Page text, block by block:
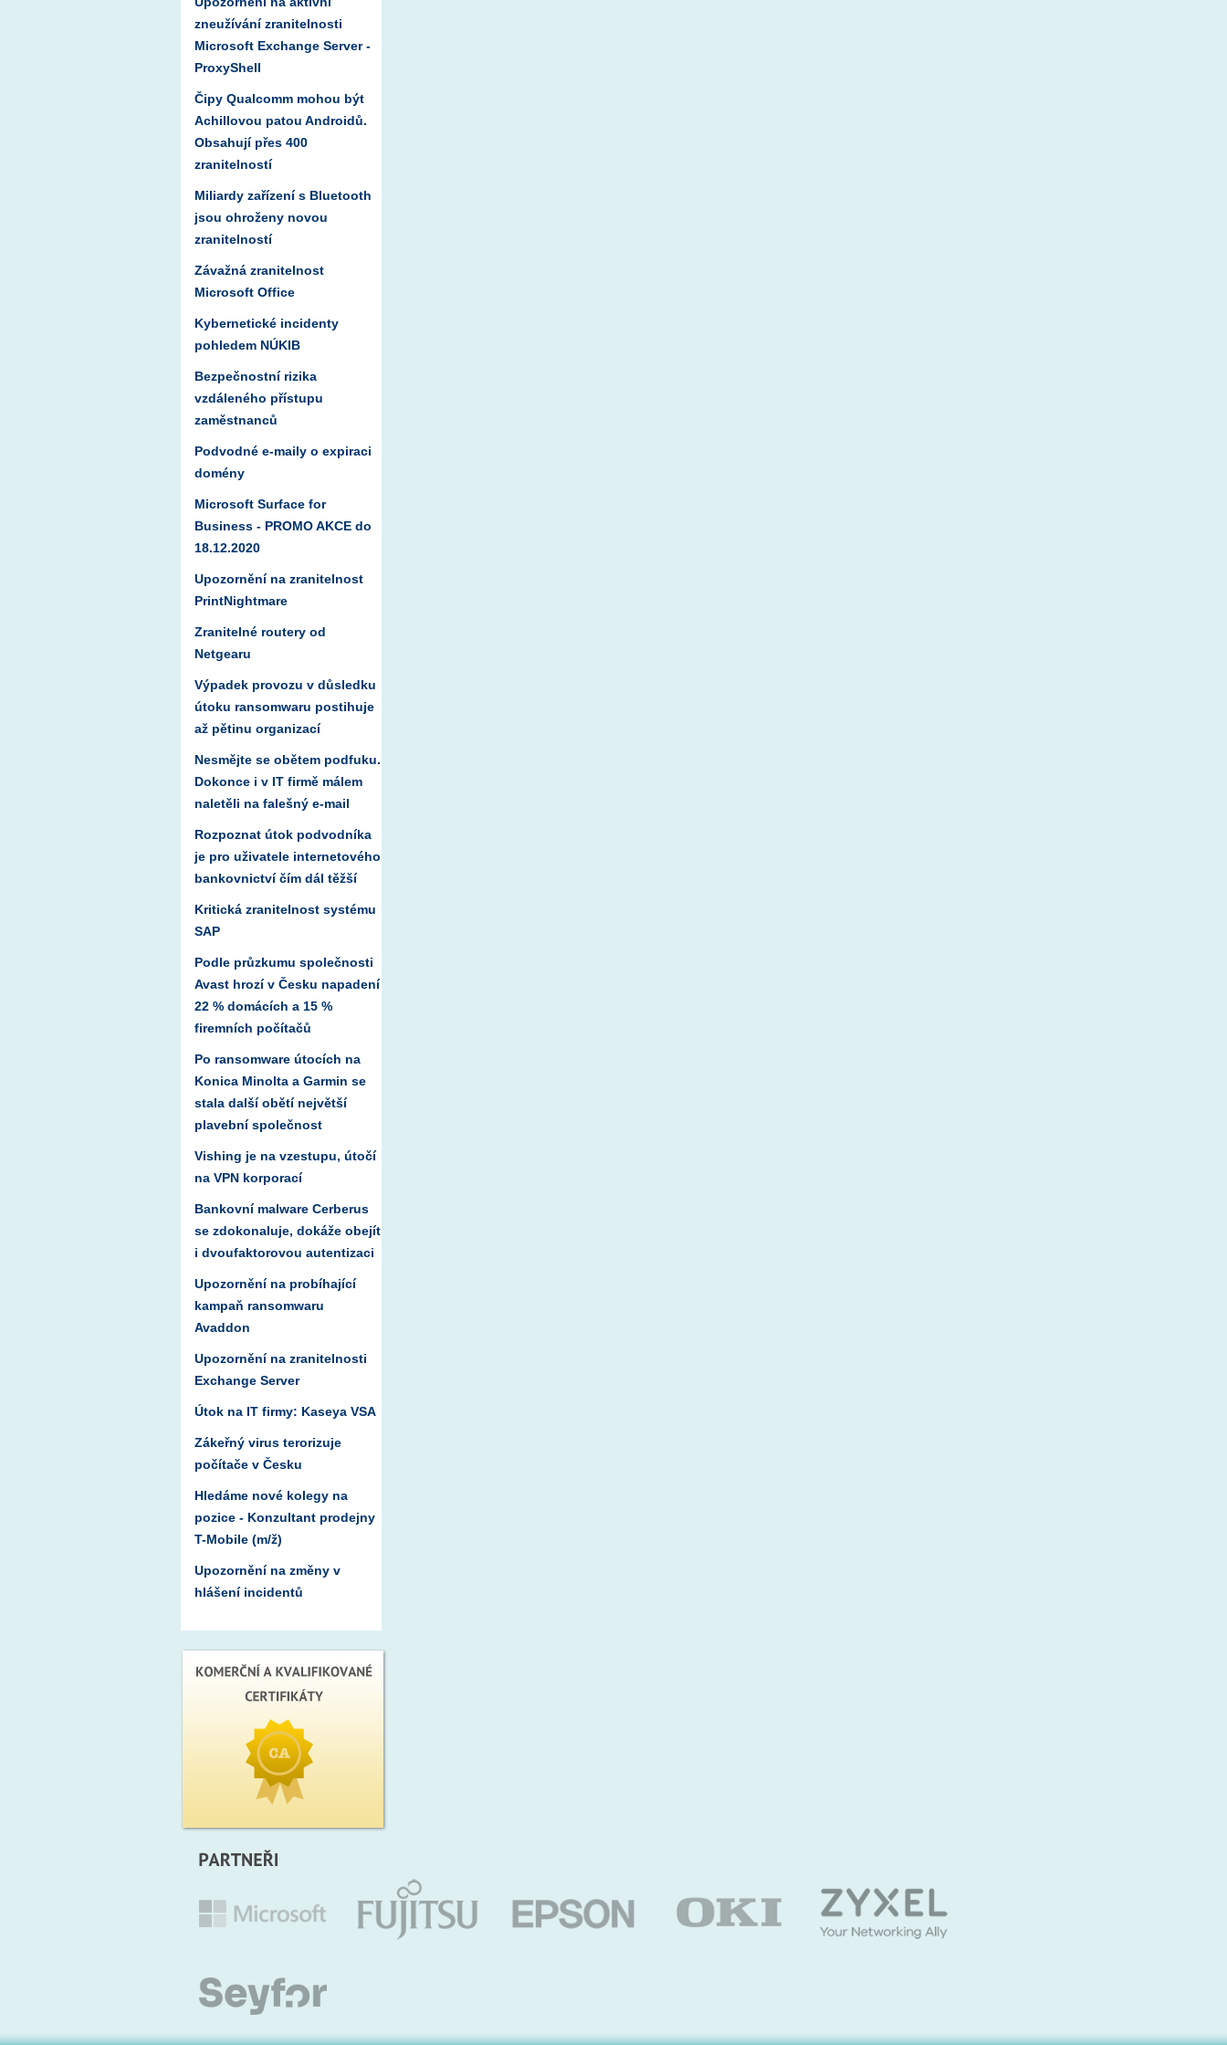
zneužívání zranitelnosti
Microsoft Exchange Server -
ProxyShell
Čipy Qualcomm mohou být
Achillovou patou Androidů.
Obsahují přes 400
zranitelností
Miliardy zařízení s Bluetooth
jsou ohroženy novou
zranitelností
Závažná zranitelnost
Microsoft Office
Kybernetické incidenty
pohledem NÚKIB
Bezpečnostní rizika
vzdáleného přístupu
zaměstnanců
Podvodné e-maily o expiraci
domény
Microsoft Surface for
Business - PROMO AKCE do
18.12.2020
Upozornění na zranitelnost
PrintNightmare
Zranitelné routery od
Netgearu
Výpadek provozu v důsledku
útoku ransomwaru postihuje
až pětinu organizací
Nesmějte se obětem podfuku.
Dokonce i v IT firmě málem
naletěli na falešný e-mail
Rozpoznat útok podvodníka
je pro uživatele internetového
bankovnictví čím dál těžší
Kritická zranitelnost systému
SAP
Podle průzkumu společnosti
Avast hrozí v Česku napadení
22 % domácích a 15 %
firemních počítačů
Po ransomware útocích na
Konica Minolta a Garmin se
stala další obětí největší
plavební společnost
Vishing je na vzestupu, útočí
na VPN korporací
Bankovní malware Cerberus
se zdokonaluje, dokáže obejít
i dvoufaktorovou autentizaci
Upozornění na probíhající
kampaň ransomwaru
Avaddon
Upozornění na zranitelnosti
Exchange Server
Útok na IT firmy: Kaseya VSA
Zákeřný virus terorizuje
počítače v Česku
Hledáme nové kolegy na
pozice - Konzultant prodejny
T-Mobile (m/ž)
Upozornění na změny v
hlášení incidentů